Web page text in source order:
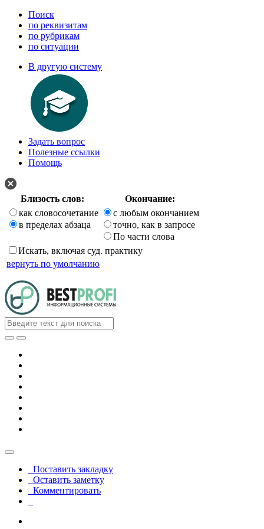
Поиск
по реквизитам
по рубрикам
по ситуации
В другую систему
Задать вопрос
Полезные ссылки
Помощь
Близость слов:
Окончание:
как словосочетание
в пределах абзаца
с любым окончанием
точно, как в запросе
По части слова
Искать, включая суд. практику
вернуть по умолчанию
Поставить закладку
Оставить заметку
Комментировать